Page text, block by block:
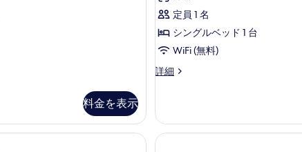
る
料金を表示
ト
リ
ー
男
用
ド
ミ
5
件)
定員 1 名
シングルベッド 1 台
WiFi (無料)
詳細
共
ト
リ
ー
アイロン / アイロン台、WiFi (無料)、ベッドシーツ